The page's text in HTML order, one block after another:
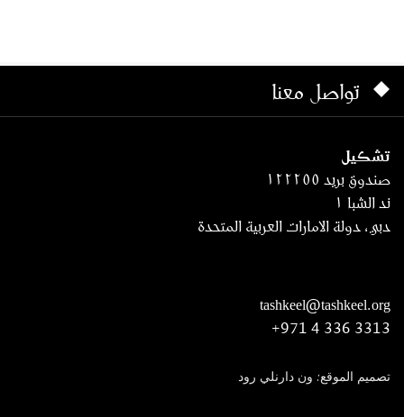
تواصل معنا
تشكيل
صندوق بريد ١٢٢٢٥٥
ند الشبا ١
دبي، دولة الامارات العربية المتحدة
tashkeel@tashkeel.org
+971 4 336 3313
تصميم الموقع: ون دارنلي رود